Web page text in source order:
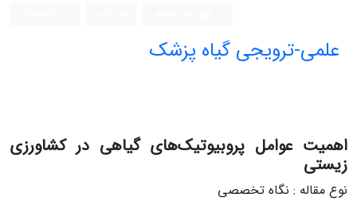
علمی-ترویجی گیاه پزشک
اهمیت عوامل پروبیوتیک‌های گیاهی در کشاورزی
زیستی
نوع مقاله : نگاه تخصصی